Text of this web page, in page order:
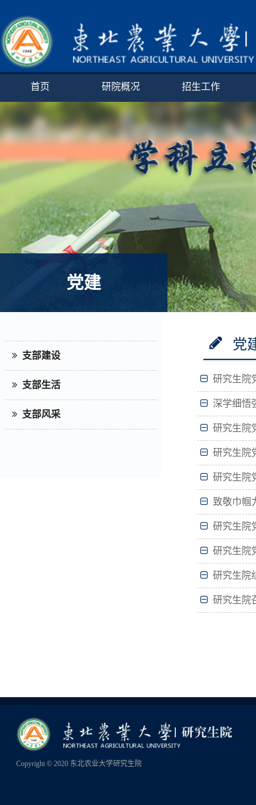
首页 研院概况 招生工作
党建
支部建设
支部生活
支部风采
党
研究生院
深学细悟
研究生院
研究生院
研究生院
致敬巾帼
研究生院
研究生院
研究生院
研究生院
Copyright © 2020 东北农业大学研究生院